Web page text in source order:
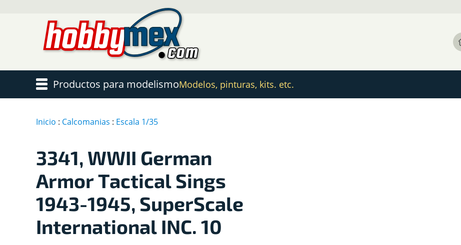
Inicio : Calcomanias : Escala 1/35
3341, WWII German
Armor Tactical Sings
1943-1945, SuperScale
International INC. 10
Productos para modelismoModelos, pinturas, kits. etc.